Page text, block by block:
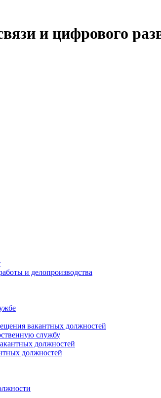
и цифрового
и делопроизводства
вакантных должностей
службу
должностей
должностей